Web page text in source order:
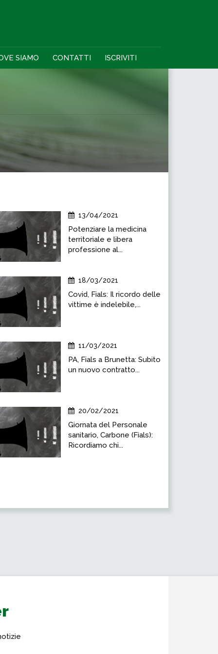
SIAMO CONTATTI ISCRIVITI
13/04/2021
Potenziare la medicina
territoriale e libera
professione al...
18/03/2021
Covid, Fials: Il ricordo delle
vittime è indelebile,...
11/03/2021
PA, Fials a Brunetta: Subito
un nuovo contratto...
20/02/2021
Giornata del Personale
sanitario, Carbone (Fials):
Ricordiamo chi...